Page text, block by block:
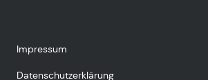
Impressum
Datenschutzerklärung